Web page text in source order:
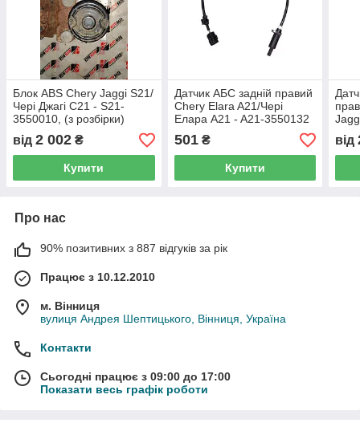
Блок ABS Chery Jaggi S21/
Чері Джагі С21 - S21-
3550010, (з розбірки)
від 2 002 ₴
Купити
Датчик АБС задній правий
Chery Elara A21/Чері
Елара A21 - A21-3550132
501₴
Купити
від
Про нас
90% позитивних з 887 відгуків за рік
Працює з 10.12.2010
м. Вінниця
вулиця Андрея Шептицького, Вінниця, Україна
Контакти
Сьогодні працює з 09:00 до 17:00
Показати весь графік роботи